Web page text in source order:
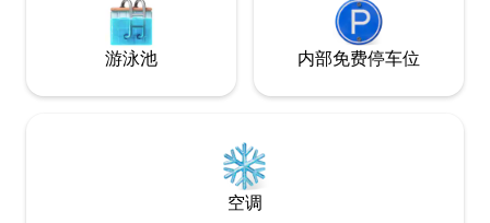
游泳池 内部免费停车位
空调